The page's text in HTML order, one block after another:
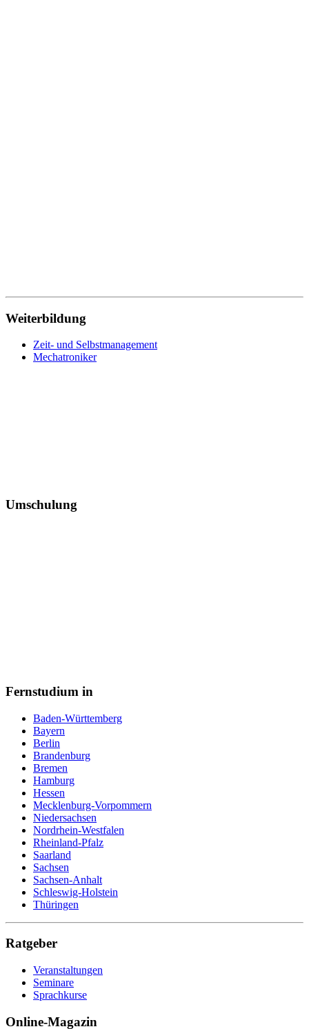
Weiterbildung
Zeit- und Selbstmanagement
Mechatroniker
Umschulung
Fernstudium in
Baden-Württemberg
Bayern
Berlin
Brandenburg
Bremen
Hamburg
Hessen
Mecklenburg-Vorpommern
Niedersachsen
Nordrhein-Westfalen
Rheinland-Pfalz
Saarland
Sachsen
Sachsen-Anhalt
Schleswig-Holstein
Thüringen
Ratgeber
Veranstaltungen
Seminare
Sprachkurse
Online-Magazin